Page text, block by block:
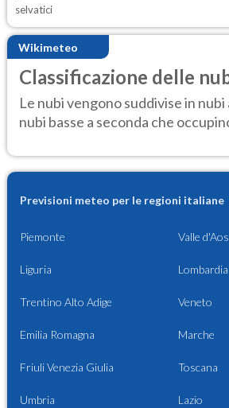
selvatici
Wikimeteo
Classificazione delle
Le nubi vengono suddivise in
nubi basse a seconda che
Previsioni meteo per le regioni italiane
Piemonte Valle
Liguria Lombardia
Trentino Alto Adige Veneto
Emilia Romagna Marche
Friuli Venezia Giulia Toscana
Umbria Lazio